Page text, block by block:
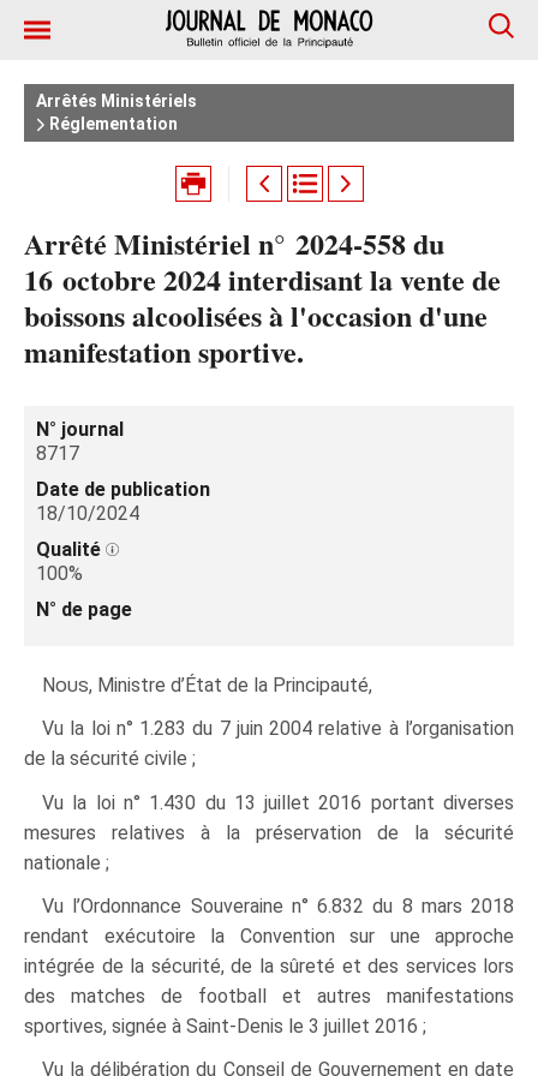
Arrêtés Ministériels
Réglementation
Arrêté Ministériel n° 2024‑558 du
16 octobre 2024 interdisant la vente de
boissons alcoolisées à l'occasion d'une
manifestation sportive.
N° journal
8717
Date de publication
18/10/2024
Qualité
100%
N° de page
Nous, Ministre d’État de la Principauté,
Vu la loi n° 1.283 du 7 juin 2004 relative à l’organisation
de la sécurité civile ;
Vu la loi n° 1.430 du 13 juillet 2016 portant diverses
mesures relatives à la préservation de la sécurité
nationale ;
Vu l’Ordonnance Souveraine n° 6.832 du 8 mars 2018
rendant exécutoire la Convention sur une approche
intégrée de la sécurité, de la sûreté et des services lors
des matches de football et autres manifestations
sportives, signée à Saint-Denis le 3 juillet 2016 ;
Vu la délibération du Conseil de Gouvernement en date